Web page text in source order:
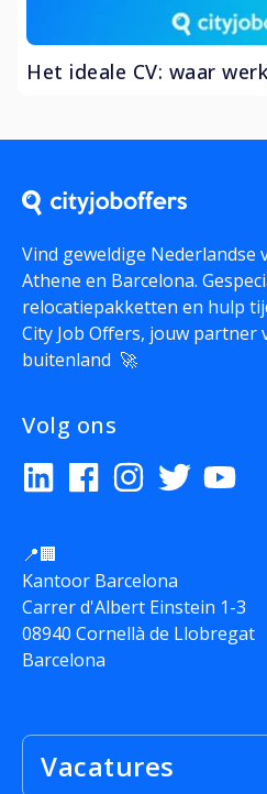
Het ideale CV: waar
Vind geweldige Nederlandse
Athene en Barcelona.
relocatiepakketten en hulp
City Job Offers, jouw partner
buitenland 🚀
Volg ons
📍🏢
Kantoor Barcelona
Carrer d'Albert Einstein 1-3
08940 Cornellà de Llobregat
Barcelona
Vacatures